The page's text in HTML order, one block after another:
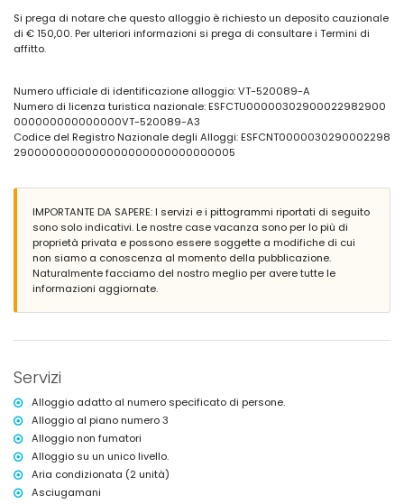
dall'appartamento)
porto più vicino a meno di 1000 metri dall'appartamento
aeroporto più vicino: El Altet (Alicante) (a meno di 100 chilometri
mezzi pubblici nelle vicinanze: autobus a meno di 50 metri
vietato fumare
animali domestici non ammessi
La sistemazione è molto adatta per famiglie con bambini
internet (WiFi)
biancheria da letto e asciugamani
servizio di emergenza 24 ore su 24
Servizi e comodità a pagamento extra
con aria condizionata
lettino/culla per bambini (su richiesta)
Si prega di notare che questo alloggio è richiesto un deposito cauzionale
di € 150,00. Per ulteriori informazioni si prega di consultare i Termini di
affitto.
Numero ufficiale di identificazione alloggio: VT-520089-A
Numero di licenza turistica nazionale: ESFCTU00000302900022982900
000000000000000VT-520089-A3
Codice del Registro Nazionale degli Alloggi: ESFCNT0000030290002298
2900000000000000000000000000005
IMPORTANTE DA SAPERE: I servizi e i pittogrammi riportati di seguito
sono solo indicativi. Le nostre case vacanza sono per lo più di
proprietà privata e possono essere soggette a modifiche di cui
non siamo a conoscenza al momento della pubblicazione.
Naturalmente facciamo del nostro meglio per avere tutte le
informazioni aggiornate.
Servizi
Alloggio adatto al numero specificato di persone.
Alloggio al piano numero 3
Alloggio non fumatori
Alloggio su un unico livello.
Aria condizionata (2 unità)
Asciugamani